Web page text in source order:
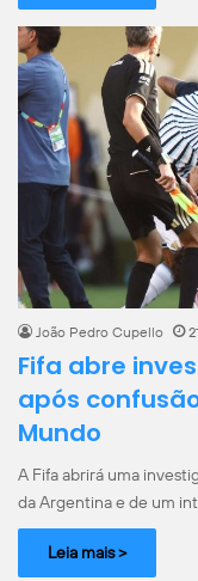
João Pedro Cupello
Fifa abre
após
Mundo
A Fifa abrirá uma
da Argentina e de um
Leia mais >